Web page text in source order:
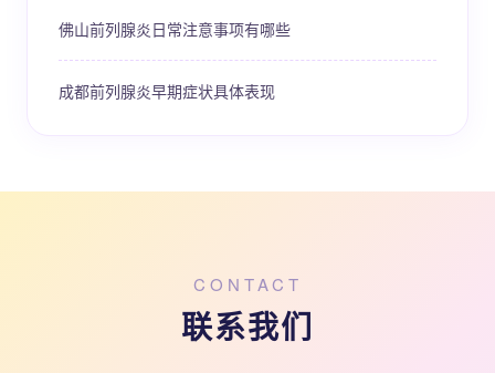
佛山前列腺炎日常注意事项有哪些
成都前列腺炎早期症状具体表现
CONTACT
联系我们